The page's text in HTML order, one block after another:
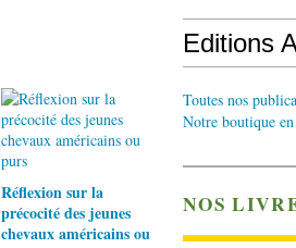
Réflexion sur la
précocité des jeunes
chevaux américains ou
Editions
Toutes nos
Notre boutique
NOS